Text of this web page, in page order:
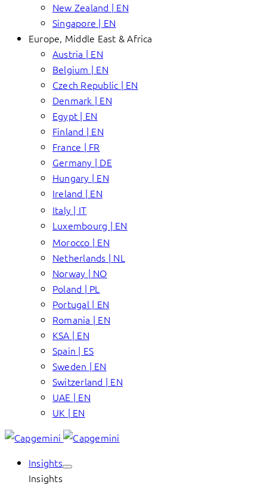
New Zealand | EN
Singapore | EN
Europe, Middle East & Africa
Austria | EN
Belgium | EN
Czech Republic | EN
Denmark | EN
Egypt | EN
Finland | EN
France | FR
Germany | DE
Hungary | EN
Ireland | EN
Italy | IT
Luxembourg | EN
Morocco | EN
Netherlands | NL
Norway | NO
Poland | PL
Portugal | EN
Romania | EN
KSA | EN
Spain | ES
Sweden | EN
Switzerland | EN
UAE | EN
UK | EN
Insights
Insights